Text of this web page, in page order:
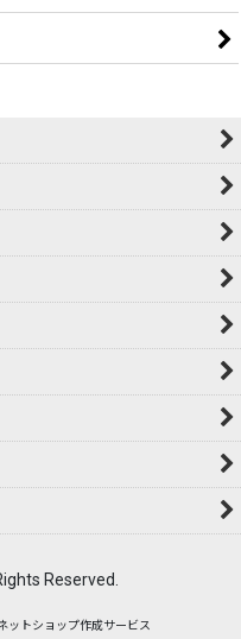
Reserved.
ットショップ作成サービス